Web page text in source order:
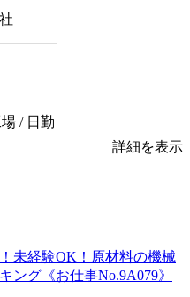
/ 日勤
詳細を表示